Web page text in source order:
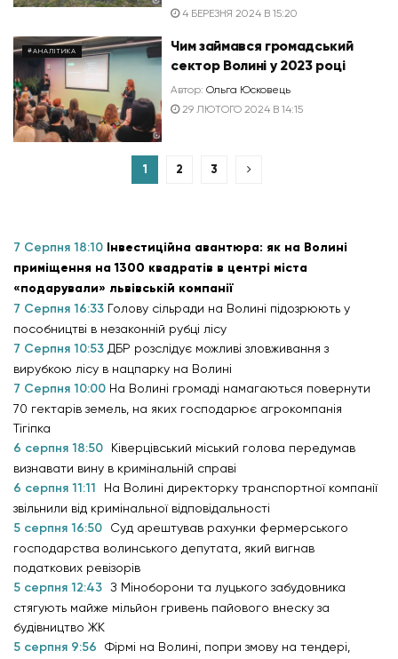
4 БЕРЕЗНЯ 2024 В 15:20
#АНАЛІТИКА
Чим займався громадський
сектор Волині у 2023 році
Автор: Ольга Юсковець
29 ЛЮТОГО 2024 В 14:15
1 2 3
7 Серпня 18:10 Інвестиційна авантюра: як на Волині
приміщення на 1300 квадратів в центрі міста
«подарували» львівській компанії
7 Серпня 16:33 Голову сільради на Волині підозрюють у
пособництві в незаконній рубці лісу
7 Серпня 10:53 ДБР розслідує можливі зловживання з
вирубкою лісу в нацпарку на Волині
7 Серпня 10:00 На Волині громаді намагаються повернути
70 гектарів земель, на яких господарює агрокомпанія
Тігіпка
6 серпня 18:50
Ківерцівський міський голова передумав
визнавати вину в кримінальній справі
6 серпня 11:11
На Волині директорку транспортної компанії
звільнили від кримінальної відповідальності
5 серпня 16:50
Суд арештував рахунки фермерського
господарства волинського депутата, який вигнав
податкових ревізорів
5 серпня 12:43 З Міноборони та луцького забудовника
стягують майже мільйон гривень пайового внеску за
будівництво ЖК
5 серпня 9:56
Фірмі на Волині, попри змову на тендері,